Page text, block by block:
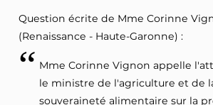
Question écrite de Mme Corinne
(Renaissance - Haute-Garonne) :
Mme Corinne Vignon appelle
le ministre de l'agriculture et de
souveraineté alimentaire sur la